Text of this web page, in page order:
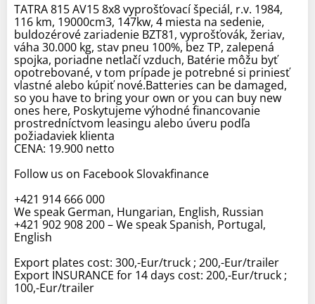
TATRA 815 AV15 8x8 vyprošťovací špeciál, r.v. 1984,
116 km, 19000cm3, 147kw, 4 miesta na sedenie,
buldozérové zariadenie BZT81, vyprošťovák, žeriav,
váha 30.000 kg, stav pneu 100%, bez TP, zalepená
spojka, poriadne netlačí vzduch, Batérie môžu byť
opotrebované, v tom prípade je potrebné si priniesť
vlastné alebo kúpiť nové.Batteries can be damaged,
so you have to bring your own or you can buy new
ones here, Poskytujeme výhodné financovanie
prostredníctvom leasingu alebo úveru podľa
požiadaviek klienta
CENA: 19.900 netto
Follow us on Facebook Slovakfinance
+421 914 666 000
We speak German, Hungarian, English, Russian
+421 902 908 200 – We speak Spanish, Portugal,
English
Export plates cost: 300,-Eur/truck ; 200,-Eur/trailer
Export INSURANCE for 14 days cost: 200,-Eur/truck ;
100,-Eur/trailer